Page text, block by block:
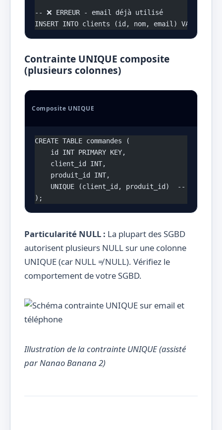
-- ❌ ERREUR - email déjà utilisé
INSERT INTO clients (id, nom, email) VALUES
Contrainte UNIQUE composite
(plusieurs colonnes)
Composite UNIQUE
CREATE TABLE commandes (
    id INT PRIMARY KEY,
    client_id INT,
    produit_id INT,
UNIQUE (client_id, produit_id)  -- Un
);
Particularité NULL : La plupart des SGBD
autorisent plusieurs NULL sur une colonne
UNIQUE (car NULL ≠ NULL). Vérifiez le
comportement de votre SGBD.
Illustration de la contrainte UNIQUE (assisté
par Nanao Banana 2)